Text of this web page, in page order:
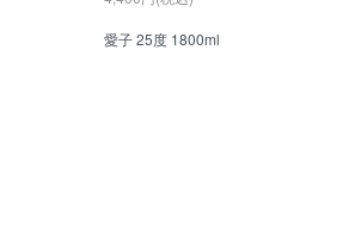
愛子 25度 1800ml